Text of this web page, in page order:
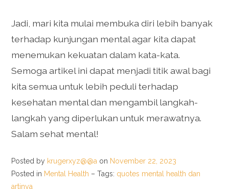
Jadi, mari kita mulai membuka diri lebih banyak
terhadap kunjungan mental agar kita dapat
menemukan kekuatan dalam kata-kata.
Semoga artikel ini dapat menjadi titik awal bagi
kita semua untuk lebih peduli terhadap
kesehatan mental dan mengambil langkah-
langkah yang diperlukan untuk merawatnya.
Salam sehat mental!
Posted by krugerxyz@@a on November 22, 2023
Posted in Mental Health – Tags: quotes mental health dan
artinya